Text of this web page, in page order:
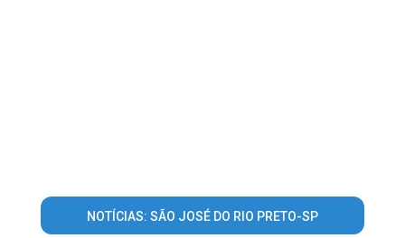
NOTÍCIAS: SÃO JOSÉ DO RIO PRETO-SP